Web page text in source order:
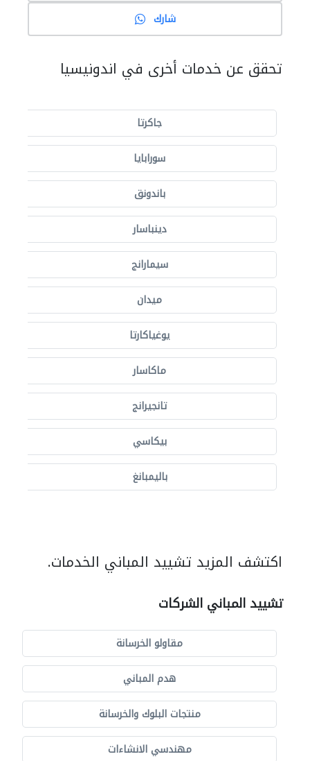
شارك
تحقق عن خدمات أخرى في اندونيسيا
جاكرتا
سورابايا
باندونق
دينباسار
سيمارانج
ميدان
يوغياكارتا
ماكاسار
تانجيرانج
بيكاسي
باليمبانغ
اكتشف المزيد تشييد المباني الخدمات.
تشييد المباني الشركات
مقاولو الخرسانة
هدم المباني
منتجات البلوك والخرسانة
مهندسي الانشاءات